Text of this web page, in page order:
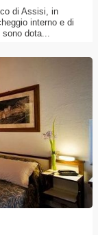
di Assisi, in
interno e di
dota...